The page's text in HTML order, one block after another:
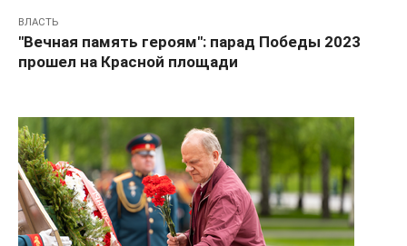
ВЛАСТЬ
"Вечная память героям": парад Победы 2023
прошел на Красной площади